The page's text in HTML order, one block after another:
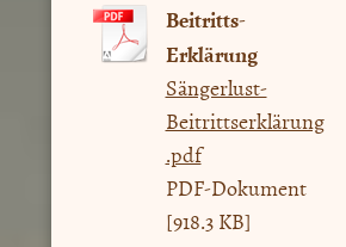
Beitritts-
Erklärung
Sängerlust-
Beitrittserklärung
.pdf
PDF-Dokument
[918.3 KB]